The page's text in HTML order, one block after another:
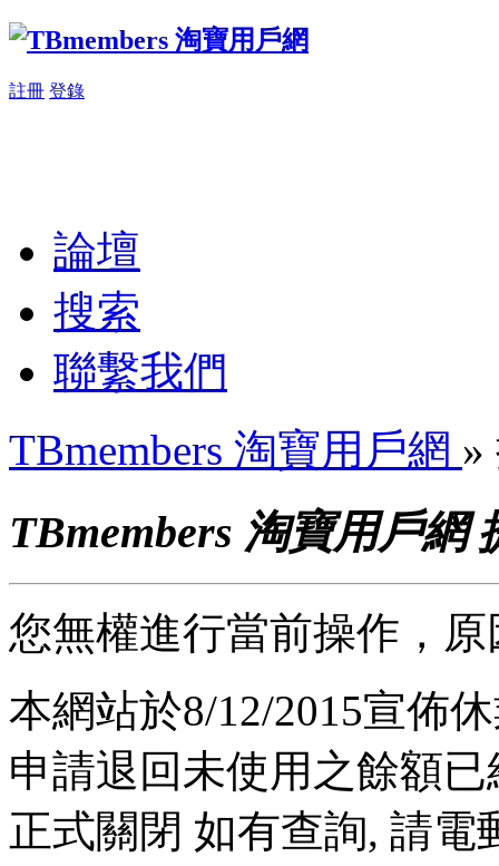
註冊 登錄
論壇
搜索
聯繫我們
TBmembers 淘寶用戶網 »
TBmembers 淘寶用戶網
您無權進行當前操作，
本網站於8/12/2015宣佈
申請退回未使用之餘額
正式關閉 如有查詢, 請電